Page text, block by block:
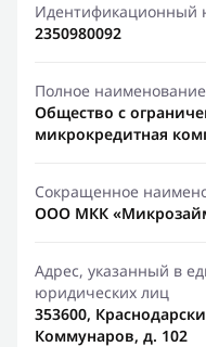
Идентификационный
2350980092
Полное наименование
Общество с
микрокредитная
Сокращенное
ООО МКК
Адрес, указанный в
юридических лиц
353600,
Коммунаров, д. 102